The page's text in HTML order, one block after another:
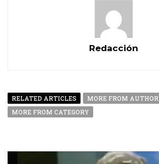
Redacción
RELATED ARTICLES
MORE FROM AUTHOR
MORE FROM CATEGORY